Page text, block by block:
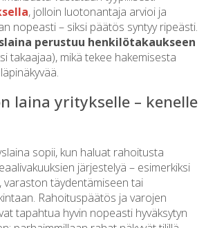
, jolloin luotonantaja arvioi ja
nopeasti – siksi päätös syntyy ripeästi.
perustuu henkilötakaukseen
takaajaa), mikä tekee hakemisesta
laina yritykselle – kenelle
sopii, kun haluat rahoitusta
järjestelyä – esimerkiksi
varaston täydentämiseen tai
Rahoituspäätös ja varojen
tapahtua hyvin nopeasti hyväksytyn